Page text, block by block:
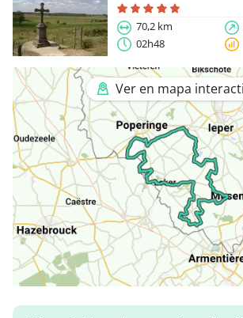
70,2 km
02h48
Ver en mapa